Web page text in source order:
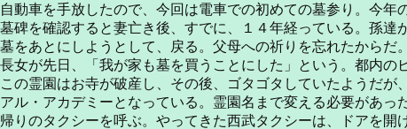
自動車を手放したので、今回は電車での初めての墓参り。今年
墓碑を確認すると妻亡き後、すでに、１４年経っている。孫達
墓をあとにしようとして、戻る。父母への祈りを忘れたからだ。
長女が先日、「我が家も墓を買うことにした」という。都内の
この霊園はお寺が破産し、その後、ゴタゴタしていたようだ
アル・アカデミーとなっている。霊園名まで変える必要があっ
帰りのタクシーを呼ぶ。やってきた西武タクシーは、ドアを